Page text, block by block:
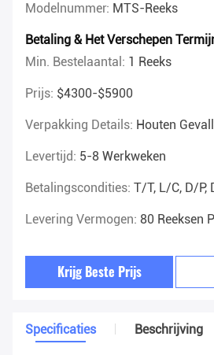
Modelnummer: MTS-Reeks
Betaling & Het Verschepen
Min. Bestelaantal: 1 Reeks
Prijs: $4300-$5900
Verpakking Details: Houten
Levertijd: 5-8 Werkweken
Betalingscondities: T/T, L/C, D/P,
Levering Vermogen: 80 Reeksen
Krijg Beste Prijs
Specificaties Beschrijving